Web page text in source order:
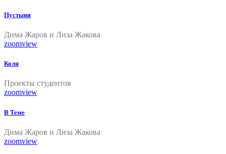
Пустыня
Дима Жаров и Лиза Жакова
zoomview
Коля
Проекты студентов
zoomview
В Теме
Дима Жаров и Лиза Жакова
zoomview